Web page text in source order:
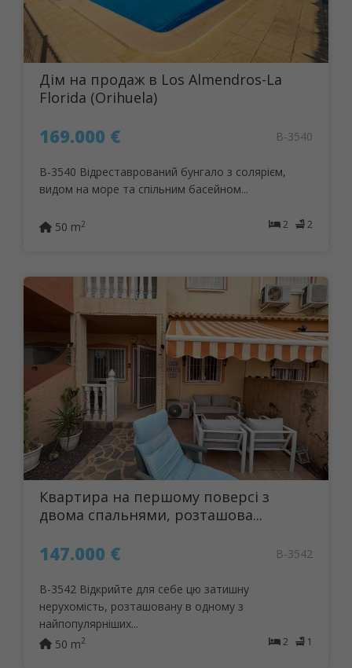
Дім на продаж в Los Almendros-La
Florida (Orihuela)
169.000 € B-3540
B-3540 Відреставрований бунгало з солярієм,
видом на море та спільним басейном...
2 2
50 m2
Квартира на першому поверсі з
двома спальнями, розташова...
147.000 € B-3542
B-3542 Відкрийте для себе цю затишну
нерухомість, розташовану в одному з
найпопулярніших...
2 1
50 m2